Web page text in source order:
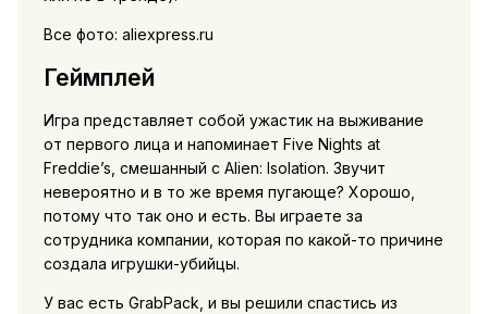
Все фото: aliexpress.ru
Геймплей
Игра представляет собой ужастик на выживание
от первого лица и напоминает Five Nights at
Freddie’s, смешанный с Alien: Isolation. Звучит
невероятно и в то же время пугающе? Хорошо,
потому что так оно и есть. Вы играете за
сотрудника компании, которая по какой-то причине
создала игрушки-убийцы.
У вас есть GrabPack, и вы решили спастись из